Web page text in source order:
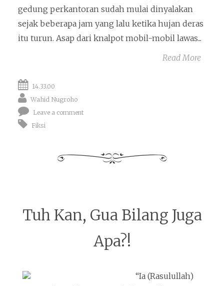
gedung perkantoran sudah mulai dinyalakan
sejak beberapa jam yang lalu ketika hujan deras
itu turun. Asap dari knalpot mobil-mobil lawas...
Read More
14.33.00
Wahid Nugroho
Leave a comment
Fiksi
Tuh Kan, Gua Bilang Juga
Apa?!
“Ia (Rasulullah)